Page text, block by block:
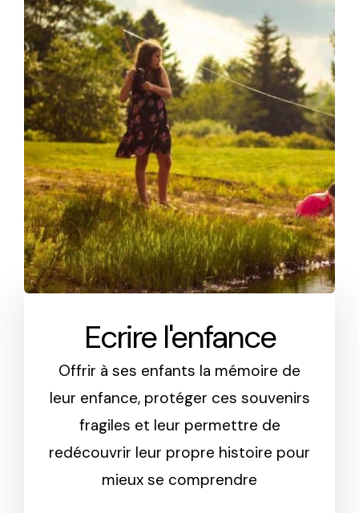
Ecrire l'enfance
Offrir à ses enfants la mémoire de
leur enfance, protéger ces souvenirs
fragiles et leur permettre de
redécouvrir leur propre histoire pour
mieux se comprendre